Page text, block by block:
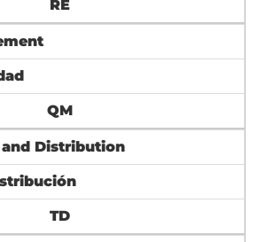
RE
QM
Distribution
TD